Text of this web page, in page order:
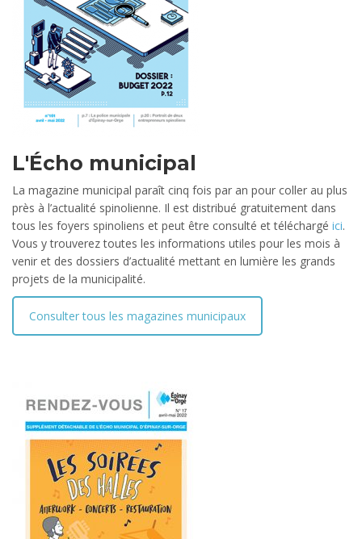
L'Écho municipal
La magazine municipal paraît cinq fois par an pour coller au plus
près à l’actualité spinolienne. Il est distribué gratuitement dans
tous les foyers spinoliens et peut être consulté et téléchargé ici.
Vous y trouverez toutes les informations utiles pour les mois à
venir et des dossiers d’actualité mettant en lumière les grands
projets de la municipalité.
Consulter tous les magazines municipaux